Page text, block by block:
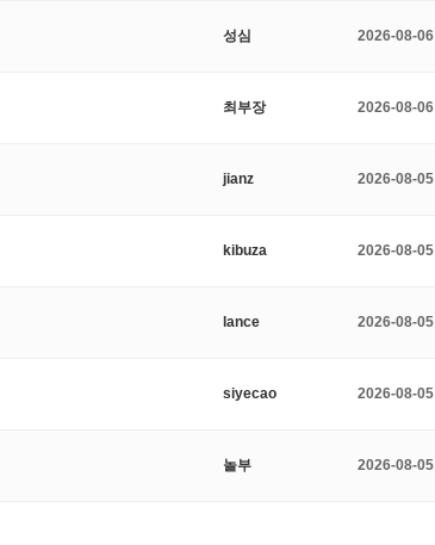
성심 2026-08-06
최부장 2026-08-06
jianz 2026-08-05
kibuza 2026-08-05
lance 2026-08-05
siyecao 2026-08-05
놀부 2026-08-05